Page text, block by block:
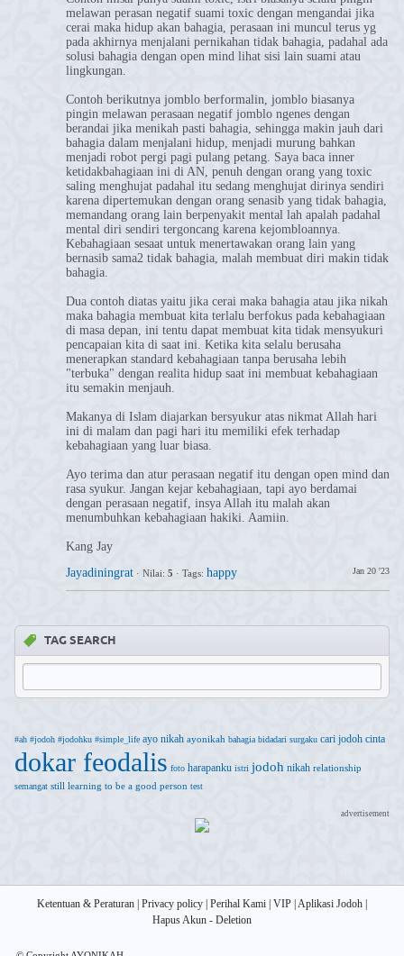
melawan perasan negatif suami toxic dengan mengandai jika
cerai maka hidup akan bahagia, perasaan ini muncul terus yg
pada akhirnya menjalani pernikahan tidak bahagia, padahal ada
solusi bahagia dengan open mind lihat sisi lain suami atau
lingkungan.
Contoh berikutnya jomblo berformalin, jomblo biasanya
pingin melawan perasaan negatif jomblo ngenes dengan
berandai jika menikah pasti bahagia, sehingga makin jauh dari
bahagia dalam menjalani hidup, menjadi murung bahkan
menjadi robot pergi pagi pulang petang. Saya baca inner
ketidakbahagiaan ini di AN, penuh dengan orang yang toxic
saling menghujat padahal itu sedang menghujat dirinya sendiri
karena dipertemukan dengan orang senasib yang tidak bahagia,
memandang orang lain berpenyakit mental lah apalah padahal
mental diri sendiri tergoncang karena kejombloannya.
Kebahagiaan sesaat untuk menertawakan orang lain yang
bernasib sama2 tidak bahagia, malah membuat diri makin tidak
bahagia.
Dua contoh diatas yaitu jika cerai maka bahagia atau jika nikah
maka bahagia membuat kita terlalu berfokus pada kebahagiaan
di masa depan, ini tentu dapat membuat kita tidak mensyukuri
pencapaian kita di saat ini. Ketika kita selalu berusaha
menerapkan standard kebahagiaan tanpa berusaha lebih
"terbuka" dengan realita hidup saat ini membuat kebahagiaan
itu semakin menjauh.
Makanya di Islam diajarkan bersyukur atas nikmat Allah hari
ini di malam dan pagi hari itu memiliki efek terhadap
kebahagiaan yang luar biasa.
Ayo terima dan atur perasaan negatif itu dengan open mind dan
rasa syukur. Jangan kejar kebahagiaan, tapi ayo berdamai
dengan perasaan negatif, insya Allah itu malah akan
menumbuhkan kebahagiaan hakiki. Aamiin.
Kang Jay
Jayadiningrat
Jan 20 '23
· Nilai: 5 · Tags: happy
TAG SEARCH
#ah #jodoh #jodohku #simple_life ayo nikah ayonikah bahagia bidadari surgaku cari jodoh cinta
dokar feodalis foto harapanku istri jodoh nikah relationship
semangat still learning to be a good person test
advertisement
Ketentuan & Peraturan Privacy policy Perihal Kami VIP Aplikasi Jodoh
Hapus Akun - Deletion